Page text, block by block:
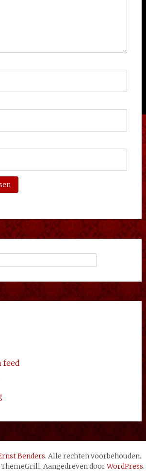
feed
Benders. Alle rechten voorbehouden.
Aangedreven doorWordPress.